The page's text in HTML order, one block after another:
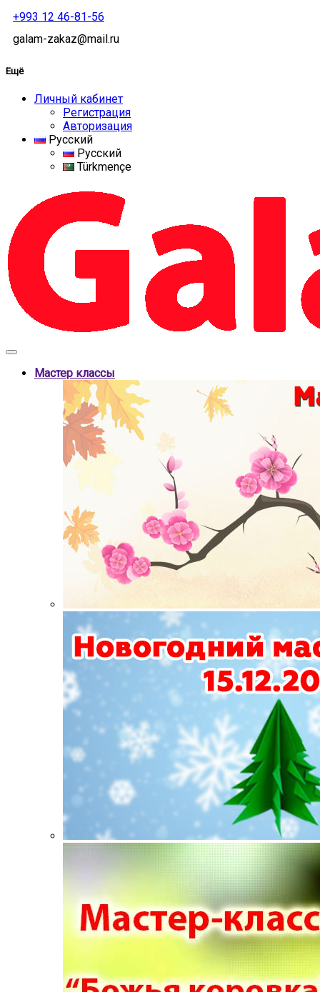
+993 12 46-81-56
galam-zakaz@mail.ru
Ещё
Личный кабинет
Регистрация
Авторизация
Русский
Русский
Türkmençe
Мастер классы